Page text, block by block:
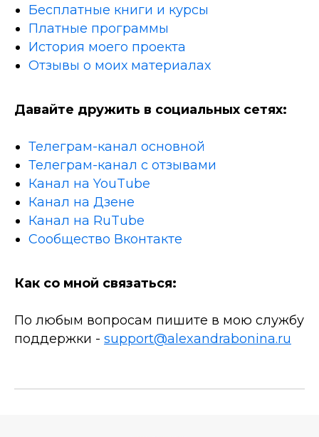
Бесплатные книги и курсы
Платные программы
История моего проекта
Отзывы о моих материалах
Давайте дружить в социальных сетях:
Телеграм-канал основной
Телеграм-канал с отзывами
Канал на YouTube
Канал на Дзене
Канал на RuTube
Сообщество Вконтакте
Как со мной связаться:
По любым вопросам пишите в мою службу
поддержки - support@alexandrabonina.ru